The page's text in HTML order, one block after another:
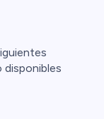
disponibles